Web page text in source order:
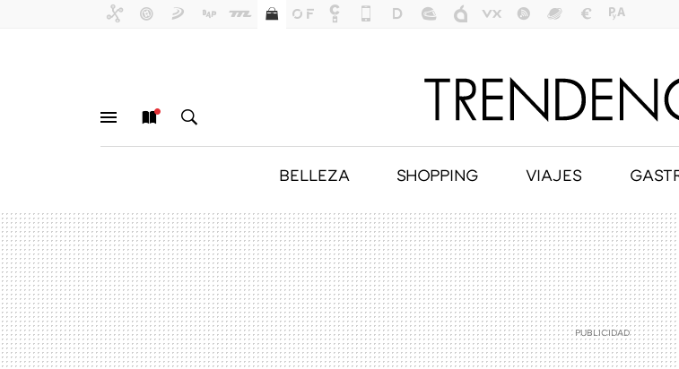
BELLEZA SHOPPING VIAJES